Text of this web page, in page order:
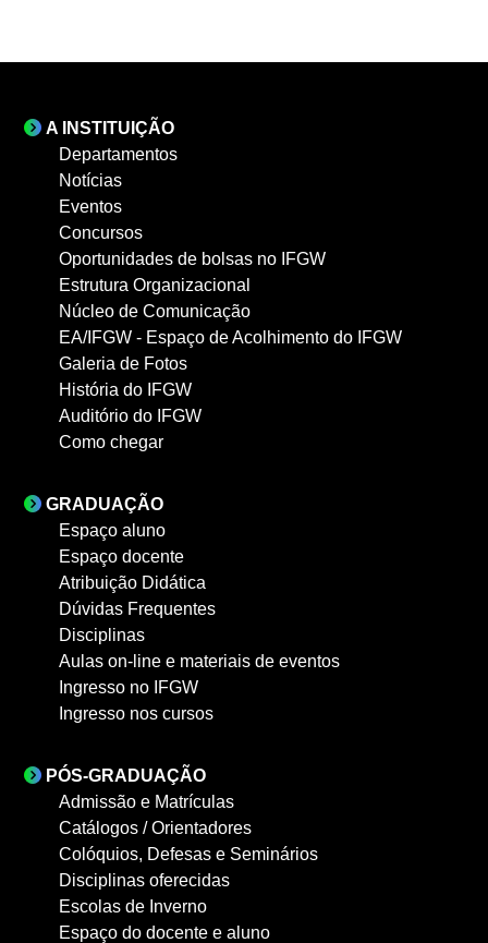
A INSTITUIÇÃO
Departamentos
Notícias
Eventos
Concursos
Oportunidades de bolsas no IFGW
Estrutura Organizacional
Núcleo de Comunicação
EA/IFGW - Espaço de Acolhimento do IFGW
Galeria de Fotos
História do IFGW
Auditório do IFGW
Como chegar
GRADUAÇÃO
Espaço aluno
Espaço docente
Atribuição Didática
Dúvidas Frequentes
Disciplinas
Aulas on-line e materiais de eventos
Ingresso no IFGW
Ingresso nos cursos
PÓS-GRADUAÇÃO
Admissão e Matrículas
Catálogos / Orientadores
Colóquios, Defesas e Seminários
Disciplinas oferecidas
Escolas de Inverno
Espaço do docente e aluno